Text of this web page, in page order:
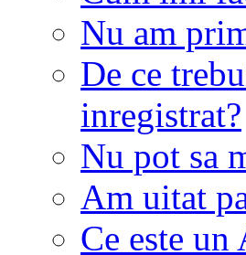
Nu am
De ce
inregistrat?
Nu pot sa
Am uitat
Ce este